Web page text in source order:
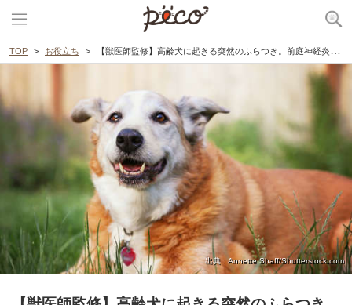
TOP お役立ち 【獣医師監修】高齢犬に起きる突然のふらつき。前庭神経炎の予防法や治療法
出典 : Annette Shaff/Shutterstock.com